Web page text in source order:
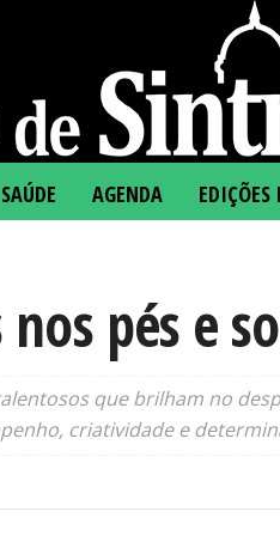
SAÚDE AGENDA EDIÇÕES
pés e
que brilham no
criatividade e